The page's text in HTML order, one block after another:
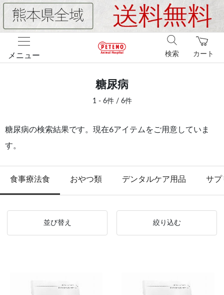
メニュー カート
検索
糖尿病
1 - 6件 / 6件
糖尿病の検索結果です。現在6アイテムをご用意していま
す。
食事療法食 おやつ類 デンタルケア用品 サプ
並び替え 絞り込む